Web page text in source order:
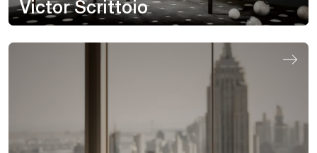
Victor Scrittoio